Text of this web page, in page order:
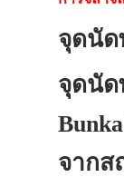
จุดนัด
จุดนัด
จากส